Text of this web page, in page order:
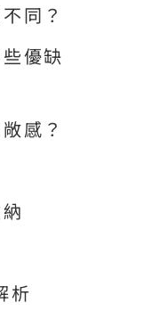
同？
優缺
感？
析